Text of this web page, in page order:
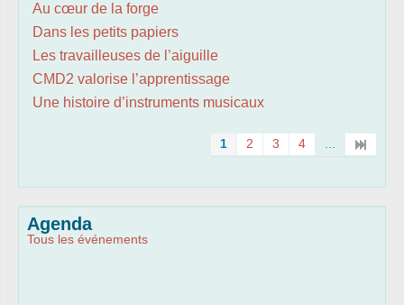
Au cœur de la forge
Dans les petits papiers
Les travailleuses de l’aiguille
CMD2 valorise l’apprentissage
Une histoire d’instruments musicaux
1 2 3 4 ...
Agenda
Tous les événements